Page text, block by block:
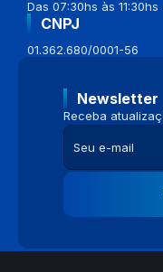
Das 07:30hs às
CNPJ
01.362.680/0001-56
Newsletter
Receba